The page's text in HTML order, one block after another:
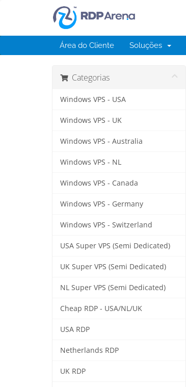
Área do Cliente Soluções
Categorias
Windows VPS - USA
Windows VPS - UK
Windows VPS - Australia
Windows VPS - NL
Windows VPS - Canada
Windows VPS - Germany
Windows VPS - Switzerland
USA Super VPS (Semi Dedicated)
UK Super VPS (Semi Dedicated)
NL Super VPS (Semi Dedicated)
Cheap RDP - USA/NL/UK
USA RDP
Netherlands RDP
UK RDP